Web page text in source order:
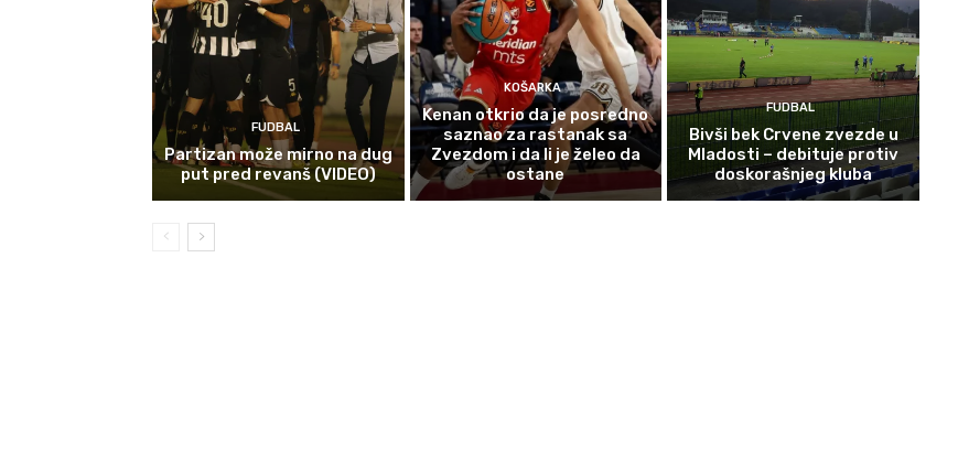
FUDBAL
Partizan može mirno na dug
put pred revanš (VIDEO)
KOŠARKA
Kenan otkrio da je posredno
saznao za rastanak sa
Zvezdom i da li je želeo da
ostane
FUDBAL
Bivši bek Crvene zvezde u
Mladosti – debituje protiv
doskorašnjeg kluba